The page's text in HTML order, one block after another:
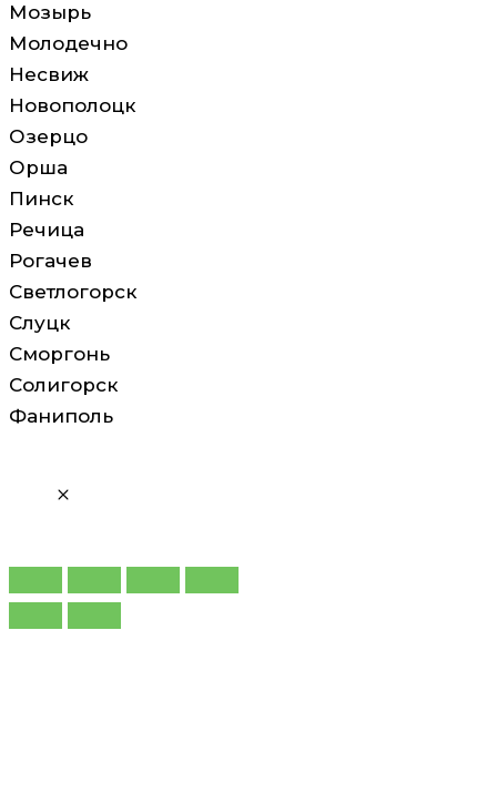
Мозырь
Молодечно
Несвиж
Новополоцк
Озерцо
Орша
Пинск
Речица
Рогачев
Светлогорск
Слуцк
Сморгонь
Солигорск
Фаниполь